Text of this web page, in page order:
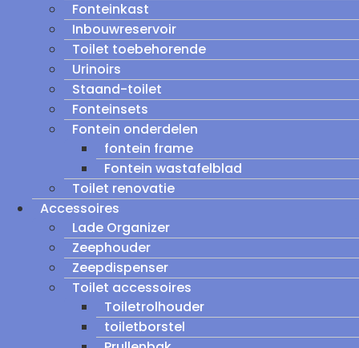
Fonteinkast
Inbouwreservoir
Toilet toebehorende
Urinoirs
Staand-toilet
Fonteinsets
Fontein onderdelen
fontein frame
Fontein wastafelblad
Toilet renovatie
Accessoires
Lade Organizer
Zeephouder
Zeepdispenser
Toilet accessoires
Toiletrolhouder
toiletborstel